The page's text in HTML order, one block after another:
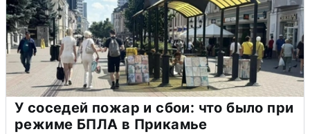
У соседей пожар и сбои: что было при
режиме БПЛА в Прикамье